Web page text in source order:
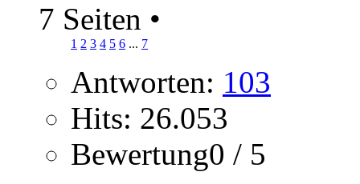
7 Seiten •
1 2 3 4 5 6 ... 7
Antworten: 103
Hits: 26.053
Bewertung0 / 5